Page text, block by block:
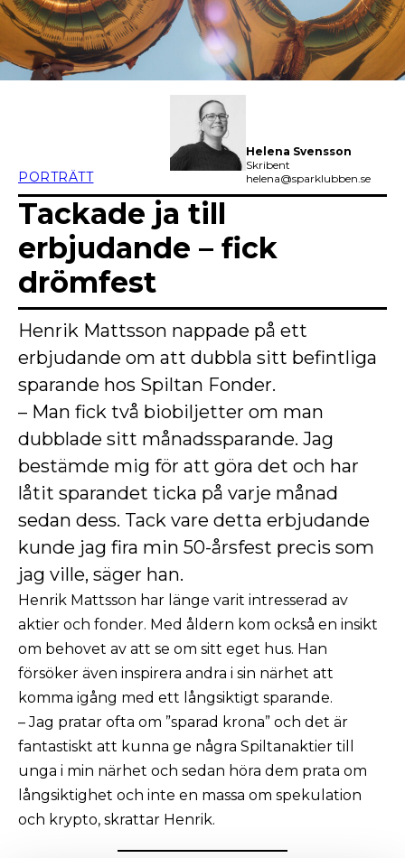
PORTRÄTT
Helena Svensson
Skribent
helena@sparklubben.se
Tackade ja till
erbjudande – fick
drömfest
Henrik Mattsson nappade på ett
erbjudande om att dubbla sitt befintliga
sparande hos Spiltan Fonder.
– Man fick två biobiljetter om man
dubblade sitt månadssparande. Jag
bestämde mig för att göra det och har
låtit sparandet ticka på varje månad
sedan dess. Tack vare detta erbjudande
kunde jag fira min 50-årsfest precis som
jag ville, säger han.
Henrik Mattsson har länge varit intresserad av
aktier och fonder. Med åldern kom också en insikt
om behovet av att se om sitt eget hus. Han
försöker även inspirera andra i sin närhet att
komma igång med ett långsiktigt sparande.
– Jag pratar ofta om ”sparad krona” och det är
fantastiskt att kunna ge några Spiltanaktier till
unga i min närhet och sedan höra dem prata om
långsiktighet och inte en massa om spekulation
och krypto, skrattar Henrik.